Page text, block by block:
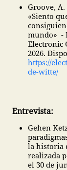
Groove, A.
«Siento
mundo» -
Electronic
2026.
https://
de-witte/
Entrevista:
Gehen
la historia
realizada
el 30 de